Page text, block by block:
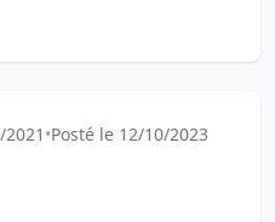
•Posté le 12/10/2023